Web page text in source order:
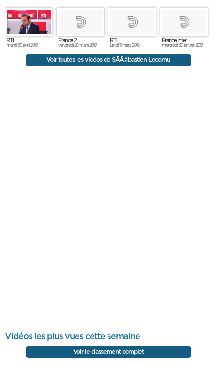
RTL
mardi 30 avril 2019
France 2
vendredi 29 mars 2019
RTL
lundi 11 mars 2019
France Inter
mercredi 30 janvier 2019
Voir toutes les vidéos de SÃÂ©bastien Lecornu
Vidéos les plus vues cette semaine
Voir le classement complet